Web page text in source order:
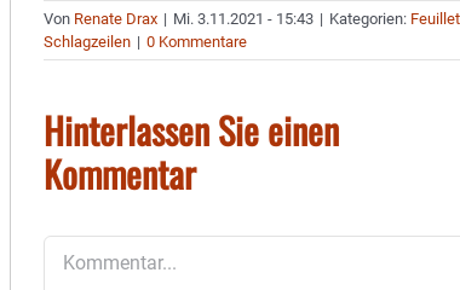
Von Renate Drax | Mi. 3.11.2021 - 15:43 | Kategorien:
Schlagzeilen | 0 Kommentare
Hinterlassen Sie einen
Kommentar